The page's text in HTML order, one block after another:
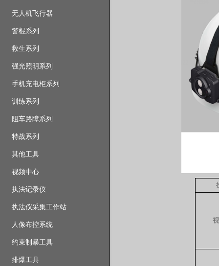
无人机飞行器
警棍系列
救生系列
强光照明系列
手机充电柜系列
训练系列
阻车路障系列
特战系列
其他工具
视频中心
执法记录仪
执法仪采集工作站
人像布控系统
约束制暴工具
排爆工具